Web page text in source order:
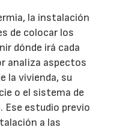
la instalación
de colocar los
dónde irá cada
analiza aspectos
la vivienda, su
o el sistema de
estudio previo
a las